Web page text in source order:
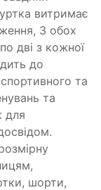
витримає
З обох
дві з кожної
до
та
та
для
шорти,